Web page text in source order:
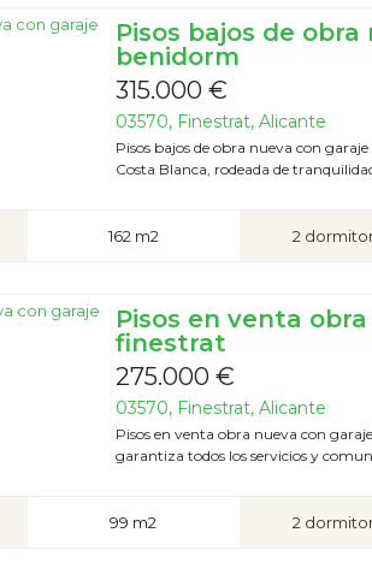
Pisos bajos de
benidorm
315.000 €
03570, Finestrat, Alicante
Pisos bajos de obra nueva con
Costa Blanca, rodeada de
162 m2 2
Pisos en venta
finestrat
275.000 €
03570, Finestrat, Alicante
Pisos en venta obra nueva con
garantiza todos los servicios y
99 m2 2